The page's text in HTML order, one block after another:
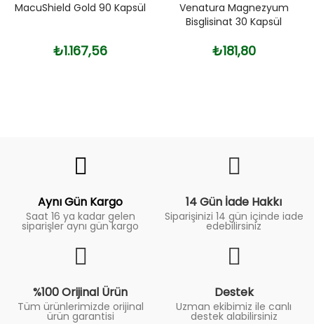
MacuShield Gold 90 Kapsül
₺1.167,56
Venatura Magnezyum
Bisglisinat 30 Kapsül
₺181,80
Aynı Gün Kargo
Saat 16 ya kadar gelen
siparişler aynı gün kargo
14 Gün İade Hakkı
Siparişinizi 14 gün içinde iade
edebilirsiniz
%100 Orijinal Ürün
Tüm ürünlerimizde orijinal
ürün garantisi
Destek
Uzman ekibimiz ile canlı
destek alabilirsiniz